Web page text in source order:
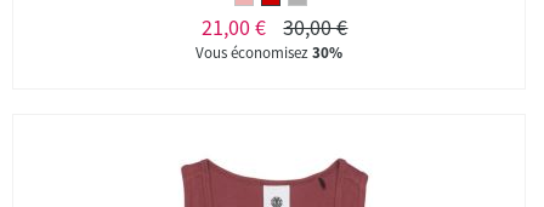
21,00 € 30,00 €
Vous économisez30%